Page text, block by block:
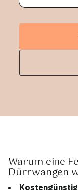
Warum eine
Dürrwangen